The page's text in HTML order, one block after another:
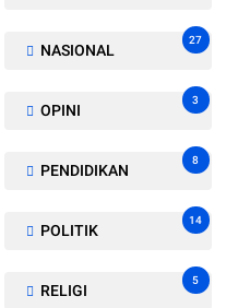
NASIONAL
27
OPINI
3
PENDIDIKAN
8
POLITIK
14
RELIGI
5